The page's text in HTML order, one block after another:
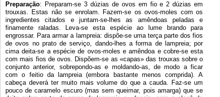
Preparação: Preparam-se 3 dúzias de ovos em fio e 2 dúzias em
trouxas. Estas não se enrolam. Fazem-se os ovos-moles com os
ingredientes citados e juntam-se-lhes as amêndoas peladas e
finamente raladas. Leva-se esta espécie ao lume brando para
engrossar. Para armar a lampreia: dispõe-se uma terça parte dos fios
de ovos no prato de serviço, dando-lhes a forma de lampreia; por
cima deita-se a espécie de ovos-moles e amêndoa e cobre-se esta
com mais fios de ovos. Dispõem-se as «capas» das trouxas sobre o
conjunto anterior, sobrepondo-as e moldando-as, de modo a ficar
com o feitio da lampreia (embora bastante menos comprida). A
cabeça deverá ter muito mais volume do que a cauda. Faz-se um
pouco de caramelo escuro (mas sem queimar, pois amarga) que se